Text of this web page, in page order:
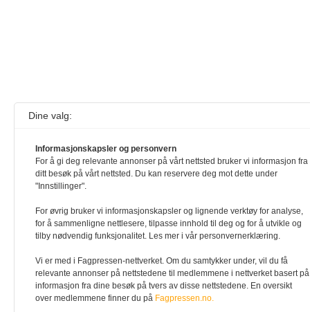
Dine valg:
Informasjonskapsler og personvern
For å gi deg relevante annonser på vårt nettsted bruker vi informasjon fra
ditt besøk på vårt nettsted. Du kan reservere deg mot dette under
"Innstillinger".
For øvrig bruker vi informasjonskapsler og lignende verktøy for analyse,
for å sammenligne nettlesere, tilpasse innhold til deg og for å utvikle og
tilby nødvendig funksjonalitet. Les mer i vår personvernerklæring.
Vi er med i Fagpressen-nettverket. Om du samtykker under, vil du få
relevante annonser på nettstedene til medlemmene i nettverket basert på
informasjon fra dine besøk på tvers av disse nettstedene. En oversikt
over medlemmene finner du på Fagpressen.no.